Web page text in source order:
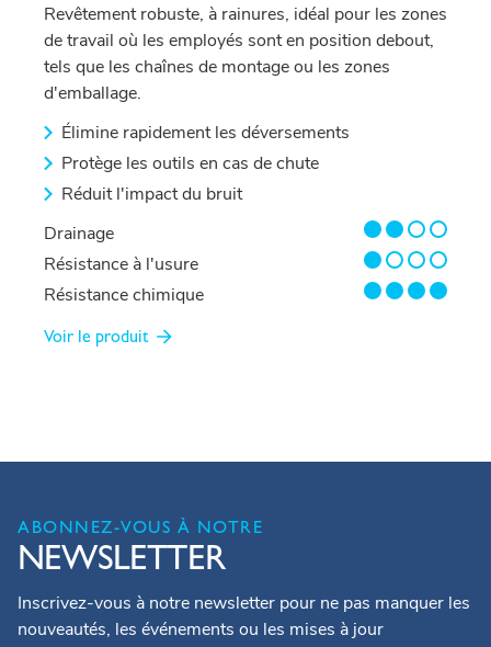
Revêtement robuste, à rainures, idéal pour les zones
de travail où les employés sont en position debout,
tels que les chaînes de montage ou les zones
d'emballage.
Élimine rapidement les déversements
Protège les outils en cas de chute
Réduit l'impact du bruit
Drainage
2/4
Résistance à l'usure
1/4
Résistance chimique
4/4
Voir le produit
ABONNEZ-VOUS À NOTRE
NEWSLETTER
Inscrivez-vous à notre newsletter pour ne pas manquer les
nouveautés, les événements ou les mises à jour